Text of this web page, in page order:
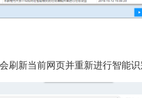
刷新当前网页并重新进行智能识